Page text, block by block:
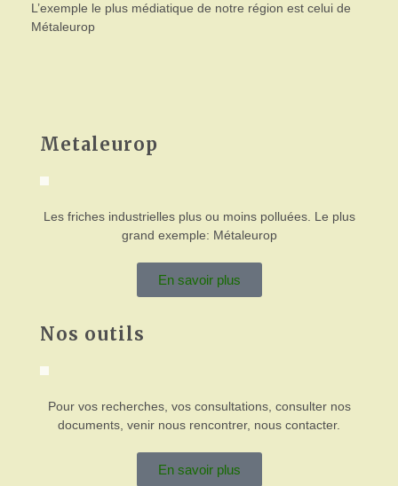
L’exemple le plus médiatique de notre région est celui de
Métaleurop
Metaleurop
Les friches industrielles plus ou moins polluées. Le plus
grand exemple: Métaleurop
En savoir plus
Nos outils
Pour vos recherches, vos consultations, consulter nos
documents, venir nous rencontrer, nous contacter.
En savoir plus